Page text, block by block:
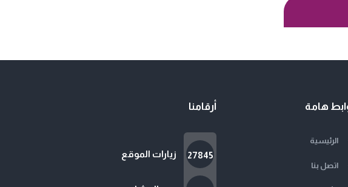
هامة
الرئيسية
اتصل بنا
أرقامنا
27845 زيارات الموقع